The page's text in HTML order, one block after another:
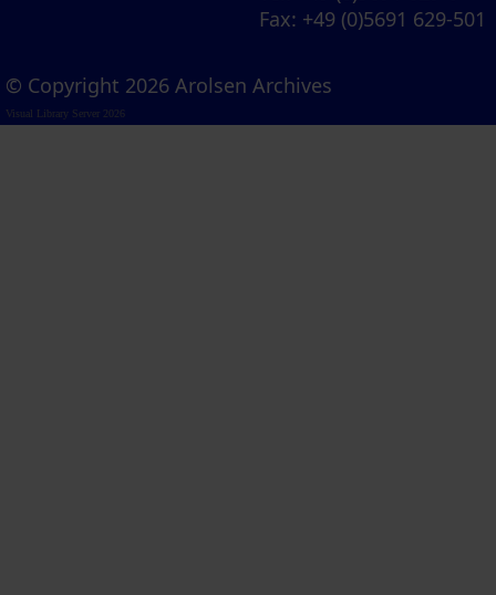
Fax: +49 (0)5691 629-501
© Copyright 2026 Arolsen Archives
Visual Library Server 2026